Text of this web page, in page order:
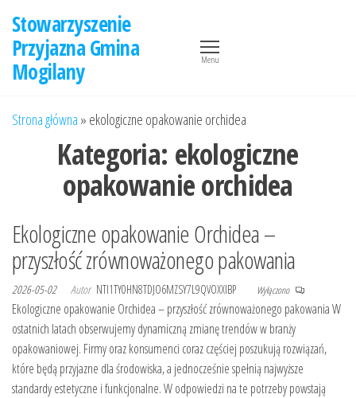
treści
Stowarzyszenie
Przyjazna Gmina
Mogilany
Menu
Strona główna » ekologiczne opakowanie orchidea
Kategoria: ekologiczne
opakowanie orchidea
Ekologiczne opakowanie Orchidea –
przyszłość zrównoważonego pakowania
2026-05-02 Autor NTI1TY0HN8TDJO6MZSY7L9QVOXXIBP Wyłączono
Ekologiczne opakowanie Orchidea – przyszłość zrównoważonego pakowania W
ostatnich latach obserwujemy dynamiczną zmianę trendów w branży
opakowaniowej. Firmy oraz konsumenci coraz częściej poszukują rozwiązań,
które będą przyjazne dla środowiska, a jednocześnie spełnią najwyższe
standardy estetyczne i funkcjonalne. W odpowiedzi na te potrzeby powstają